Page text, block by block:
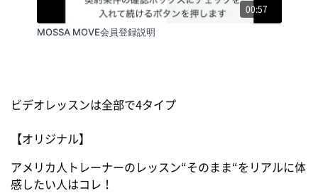
00:57
MOSSA MOVE会員登録説明
ビデオレッスンは全部で4タイプ
【オリジナル】
アメリカ人トレーナーのレッスン“そのまま“をリアルに体
感したい人はコレ！